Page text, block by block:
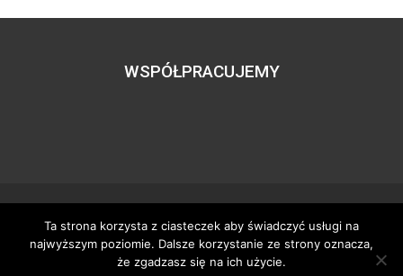
WSPÓŁPRACUJEMY
Wszystkie prawa zastrzeżone – zzgbogdanka.pl
Dostosowanie:Tworzenie stron www– H5studio.pl
Ta strona korzysta z ciasteczek aby świadczyć usługi na
najwyższym poziomie. Dalsze korzystanie ze strony oznacza,
że zgadzasz się na ich użycie.